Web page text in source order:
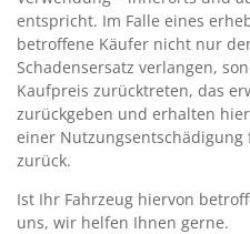
entspricht. Im Falle eines
betroffene Käufer nicht nur
Schadensersatz verlangen,
Kaufpreis zurücktreten, das
zurückgeben und erhalten
einer
zurück.
Ist Ihr Fahrzeug hiervon
uns, wir helfen Ihnen gerne.